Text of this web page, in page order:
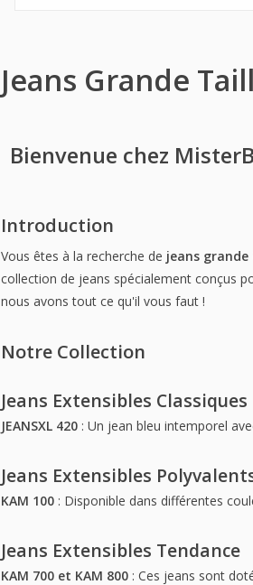
Jeans Grande
Bienvenue chez
Introduction
Vous êtes à la recherche de jeans
collection de jeans spécialement conçus
nous avons tout ce qu'il vous faut !
Notre Collection
Jeans Extensibles Classiques
JEANSXL 420 : Un jean bleu intemporel
Jeans Extensibles
KAM 100 : Disponible dans différentes
Jeans Extensibles Tendance
KAM 700 et KAM 800 : Ces jeans sont